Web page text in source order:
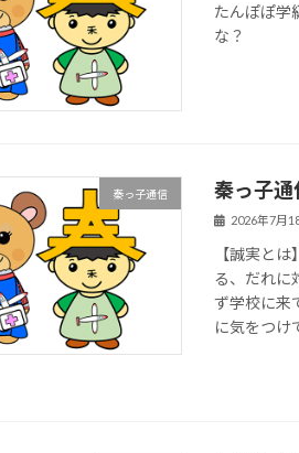
たんぽぽ学
な？
秦っ子通信 秦っ子
2026年7月
【誠実と
る、だれに
ず学校に来
に気をつけ